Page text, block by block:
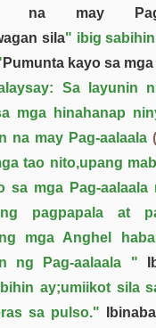
na may
sila" ibig
Pumunta kayo sa
Sa layunin
mga hinahanap
na may Pag-aalaala
tao nito,upang
sa mga Pag-aalaala
pagpapala at
ng mga Anghel
ng Pag-aalaala "
ay;umiikot sila
sa pulso."